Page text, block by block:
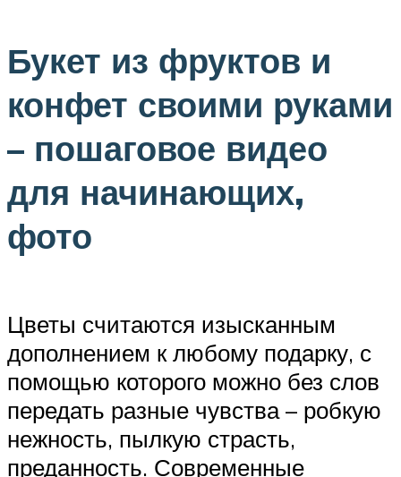
Букет из фруктов и
конфет своими руками
– пошаговое видео
для начинающих,
фото
Цветы считаются изысканным
дополнением к любому подарку, с
помощью которого можно без слов
передать разные чувства – робкую
нежность, пылкую страсть,
преданность. Современные